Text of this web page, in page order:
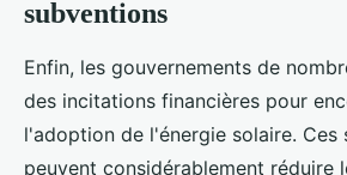
subventions
Enfin, les gouvernements de
des incitations financières pour
l'adoption de l'énergie solaire. Ces
peuvent considérablement réduire